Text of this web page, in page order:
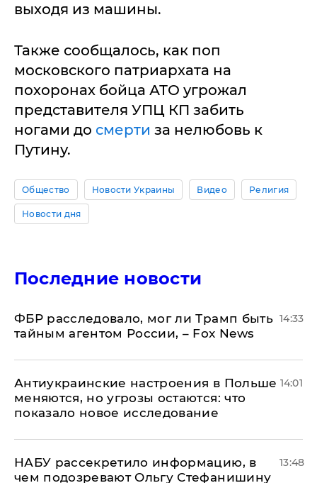
выходя из машины.
Также сообщалось, как поп
московского патриархата на
похоронах бойца АТО угрожал
представителя УПЦ КП забить
ногами до смерти за нелюбовь к
Путину.
Общество Новости Украины Видео Религия
Новости дня
Последние новости
ФБР расследовало, мог ли Трамп быть
тайным агентом России, – Fox News
14:33
Антиукраинские настроения в Польше
меняются, но угрозы остаются: что
показало новое исследование
14:01
НАБУ рассекретило информацию, в
чем подозревают Ольгу Стефанишину
13:48